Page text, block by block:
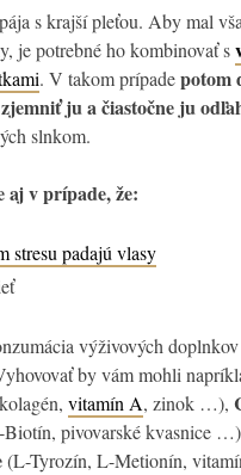
s krajší pleťou. Aby mal
je potrebné ho kombinovať s
. V takom prípadepotom
ju a čiastočne ju
slnkom.
aj v prípade, že:
stresu padajú vlasy
výživových
by vám mohli
vitamín A, zinok …),
pivovarské kvasnice
(L-Tyrozín, L-Metionín,